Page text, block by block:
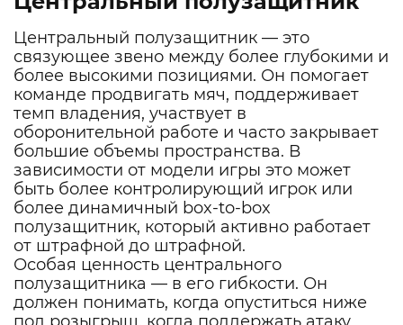
Центральный полузащитник — это
связующее звено между более глубокими и
более высокими позициями. Он помогает
команде продвигать мяч, поддерживает
темп владения, участвует в
оборонительной работе и часто закрывает
большие объемы пространства. В
зависимости от модели игры это может
быть более контролирующий игрок или
более динамичный box-to-box
полузащитник, который активно работает
от штрафной до штрафной.
Особая ценность центрального
полузащитника — в его гибкости. Он
должен понимать, когда опуститься ниже